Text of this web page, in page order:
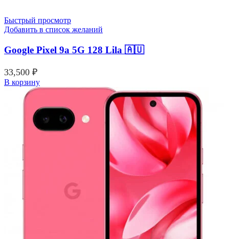
Быстрый просмотр
Добавить в список желаний
Google Pixel 9a 5G 128 Lila 🇦🇺
33,500 ₽
В корзину